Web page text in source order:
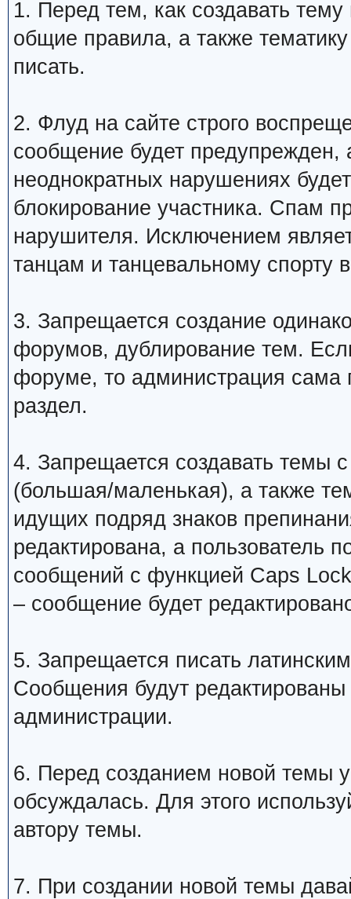
1. Перед тем, как создавать
общие правила, а также
писать.
2. Флуд на сайте строго
сообщение будет
неоднократных нарушениях
блокирование участника. Спам
нарушителя. Исключением
танцам и танцевальному спорту
3. Запрещается создание
форумов, дублирование тем.
форуме, то администрация сама
раздел.
4. Запрещается создавать темы
(большая/маленькая), а также
идущих подряд знаков
редактирована, а пользователь
сообщений с функцией Caps
– сообщение будет
5. Запрещается писать
Сообщения будут
администрации.
6. Перед созданием новой темы
обсуждалась. Для этого
автору темы.
7. При создании новой темы